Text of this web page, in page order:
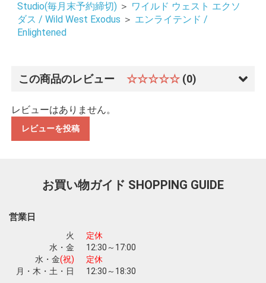
お買い物を続ける カートへ進む
Studio(毎月末予約締切) ＞ ワイルド ウェスト エクソ
ダス / Wild West Exodus ＞ エンライテンド /
Enlightened
この商品のレビュー ☆☆☆☆☆ (0)
レビューはありません。
レビューを投稿
お買い物ガイド SHOPPING GUIDE
営業日
火
定休
水・金
12:30～17:00
水・金(祝)
定休
月・木・土・日
12:30～18:30